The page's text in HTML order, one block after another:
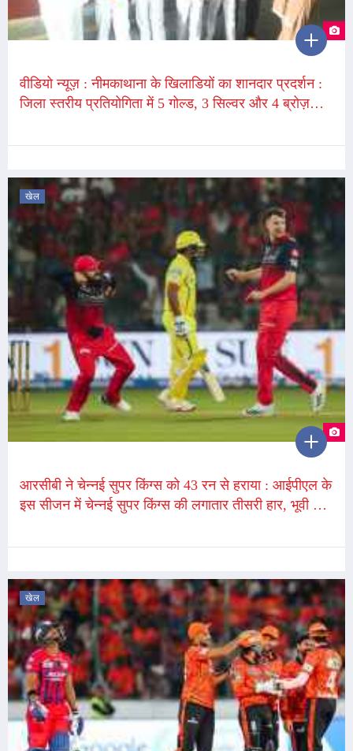
वीडियो न्यूज़ : नीमकाथाना के खिलाडियों का शानदार प्रदर्शन :
जिला स्तरीय प्रतियोगिता में 5 गोल्ड, 3 सिल्वर और 4 ब्रोज़
खेल
आरसीबी ने चेन्नई सुपर किंग्स को 43 रन से हराया : आईपीएल के
इस सीजन में चेन्नई सुपर किंग्स की लगातार तीसरी हार, भूवी के
खेल